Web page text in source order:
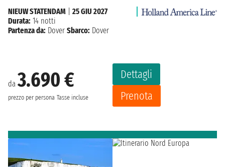
da3.690 €
prezzo per persona Tasse incluse
Dettagli
Prenota
NIEUW STATENDAM
25 GIU 2027
Durata: 14 notti
Partenza da: Dover Sbarco: Dover